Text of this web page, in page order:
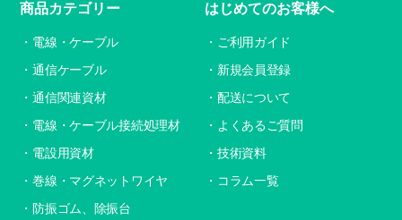
商品カテゴリー
電線・ケーブル
通信ケーブル
通信関連資材
電線・ケーブル接続処理材
電設用資材
巻線・マグネットワイヤ
防振ゴム、除振台
はじめてのお客様へ
ご利用ガイド
新規会員登録
配送について
よくあるご質問
技術資料
コラム一覧